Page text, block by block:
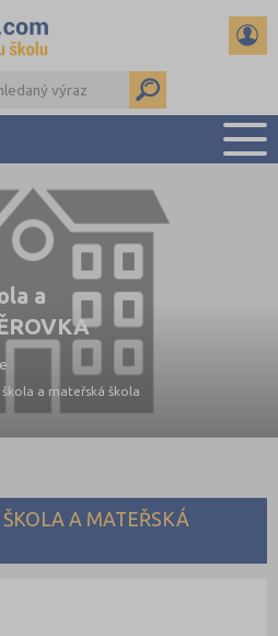
PŘEHLED ŠKOL
PŘIJÍMAČKY NA SŠ
RADY A ČLÁNKY
ČTENÁŘSKÝ DENÍK
DALŠÍ DRUHY ŠKOL
a
a mateřská škola
A MATEŘSKÁ